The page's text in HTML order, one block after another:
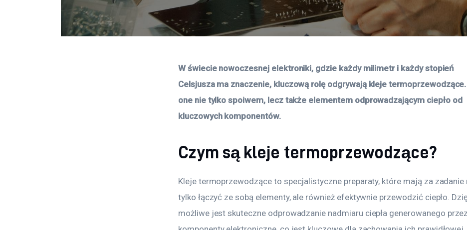
W świecie nowoczesnej elektroniki, gdzie każdy milimetr i każdy stopień
Celsjusza ma znaczenie, kluczową rolę odgrywają kleje termoprzewodzące.
one nie tylko spoiwem, lecz także elementem odprowadzającym ciepło od
kluczowych komponentów.
Czym są kleje termoprzewodzące?
Kleje termoprzewodzące to specjalistyczne preparaty, które mają za zadanie
tylko łączyć ze sobą elementy, ale również efektywnie przewodzić ciepło.
możliwe jest skuteczne odprowadzanie nadmiaru ciepła generowanego przez